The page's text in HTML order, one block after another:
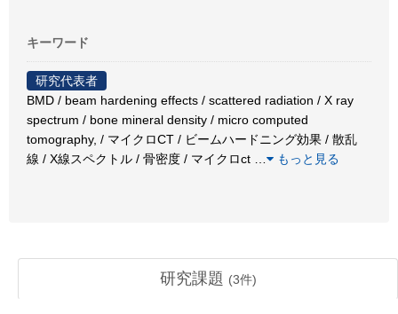
キーワード
研究代表者
BMD / beam hardening effects / scattered radiation / X ray
spectrum / bone mineral density / micro computed
tomography, / マイクロCT / ビームハードニング効果 / 散乱
線 / X線スペクトル / 骨密度 / マイクロct
もっと見る
研究課題 (3件)